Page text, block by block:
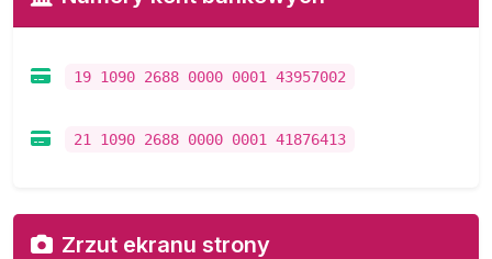
19 1090 2688 0000 0001 43957002
21 1090 2688 0000 0001 41876413
Zrzut ekranu strony